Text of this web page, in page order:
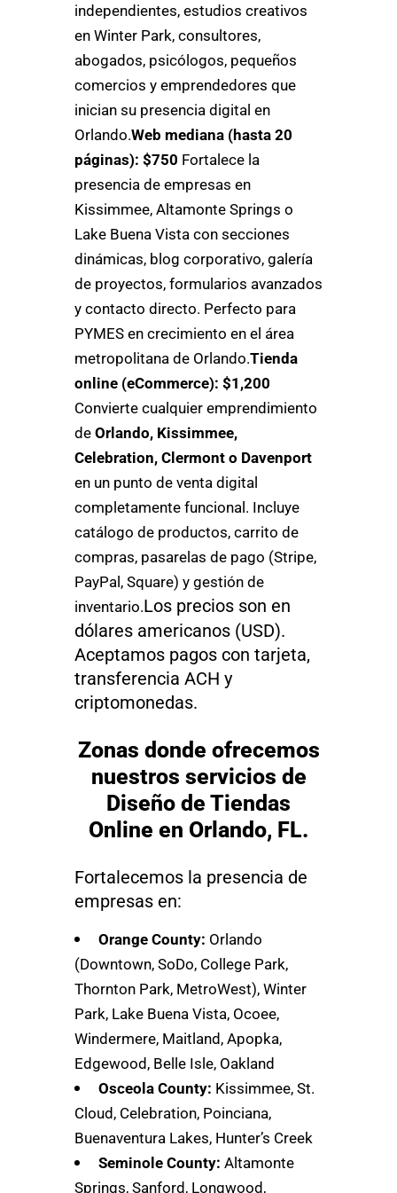
independientes, estudios creativos
en Winter Park, consultores,
abogados, psicólogos, pequeños
comercios y emprendedores que
inician su presencia digital en
Orlando.Web mediana (hasta 20
páginas): $750 Fortalece la
presencia de empresas en
Kissimmee, Altamonte Springs o
Lake Buena Vista con secciones
dinámicas, blog corporativo, galería
de proyectos, formularios avanzados
y contacto directo. Perfecto para
PYMES en crecimiento en el área
metropolitana de Orlando.Tienda
online (eCommerce): $1,200
Convierte cualquier emprendimiento
de Orlando, Kissimmee,
Celebration, Clermont o Davenport
en un punto de venta digital
completamente funcional. Incluye
catálogo de productos, carrito de
compras, pasarelas de pago (Stripe,
PayPal, Square) y gestión de
inventario.Los precios son en
dólares americanos (USD).
Aceptamos pagos con tarjeta,
transferencia ACH y
criptomonedas.
Zonas donde ofrecemos
nuestros servicios de
Diseño de Tiendas
Online en Orlando, FL.
Fortalecemos la presencia de
empresas en:
Orange County: Orlando
(Downtown, SoDo, College Park,
Thornton Park, MetroWest), Winter
Park, Lake Buena Vista, Ocoee,
Windermere, Maitland, Apopka,
Edgewood, Belle Isle, Oakland
Osceola County: Kissimmee, St.
Cloud, Celebration, Poinciana,
Buenaventura Lakes, Hunter’s Creek
Seminole County: Altamonte
Springs, Sanford, Longwood,